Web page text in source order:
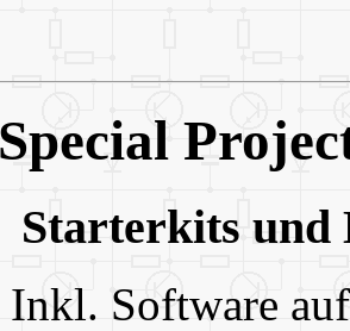
Special
Starterkits und
Inkl. Software